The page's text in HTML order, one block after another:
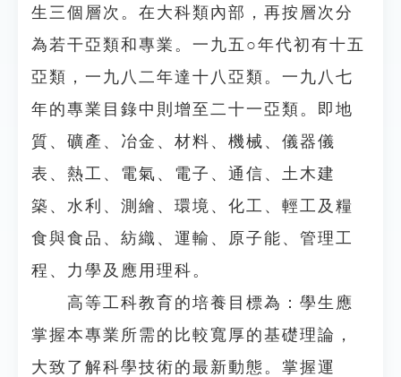
生三個層次。在大科類內部，再按層次分
為若干亞類和專業。一九五○年代初有十五
亞類，一九八二年達十八亞類。一九八七
年的專業目錄中則增至二十一亞類。即地
質、礦產、冶金、材料、機械、儀器儀
表、熱工、電氣、電子、通信、土木建
築、水利、測繪、環境、化工、輕工及糧
食與食品、紡織、運輸、原子能、管理工
程、力學及應用理科。
高等工科教育的培養目標為：學生應
掌握本專業所需的比較寬厚的基礎理論，
大致了解科學技術的最新動態。掌握運